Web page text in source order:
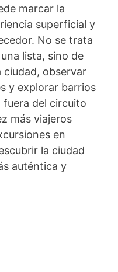
marcar la
superficial y
No se trata
lista, sino de
ciudad, observar
y explorar barrios
fuera del circuito
más viajeros
en
la ciudad
auténtica y